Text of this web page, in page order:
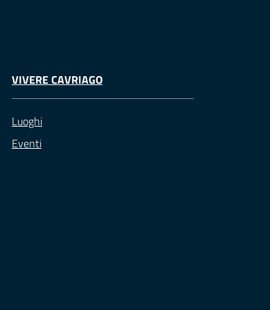
VIVERE CAVRIAGO
Luoghi
Eventi